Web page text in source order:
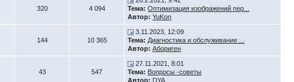
320 4 094
Тема: Оптимизация изображений пер...
Автор: YuKon
144 10 365
3.11.2023, 12:09
Тема: Диагностика и обслуживание ...
Автор: Абориген
43 547
27.11.2021, 8:01
Тема: Вопросы -советы
Автор: DYA